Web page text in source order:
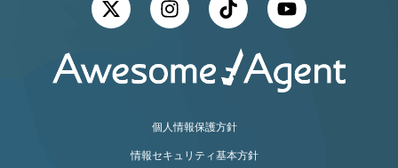
個人情報保護方針
情報セキュリティ基本方針